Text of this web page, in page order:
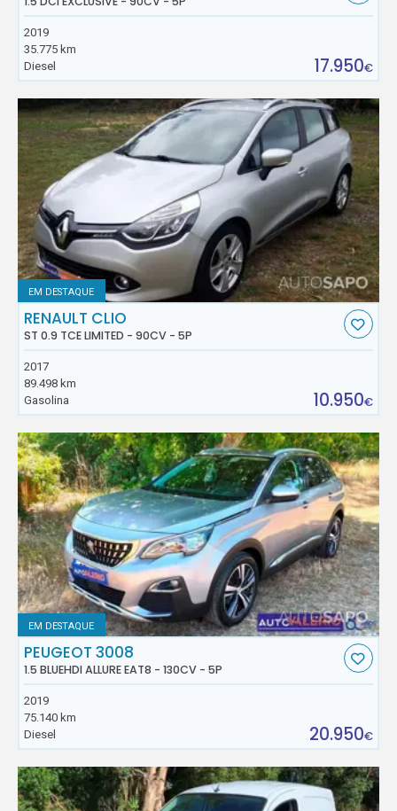
2019
35.775 km
Diesel
17.950€
EM DESTAQUE
RENAULT CLIO
ST 0.9 TCE LIMITED - 90CV - 5P
2017
89.498 km
Gasolina
10.950€
EM DESTAQUE
PEUGEOT 3008
1.5 BLUEHDI ALLURE EAT8 - 130CV - 5P
2019
75.140 km
Diesel
20.950€